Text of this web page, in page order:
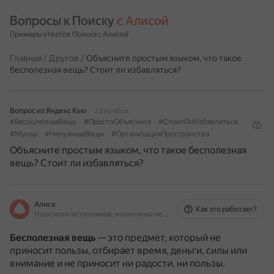
Вопросы к Поиску с Алисой
Примеры ответов Поиска с Алисой
Главная / Другое / Объясните простым языком, что такое
бесполезная вещь? Стоит ли избавляться?
Вопрос из Яндекс Кью
22 ноября
#БесполезнаяВещь
#ПростоОбъясните
#СтоитЛиИзбавляться
#Мусор
#НенужныеВещи #ОрганизацияПространства
Объясните простым языком, что такое бесполезная
вещь? Стоит ли избавляться?
Алиса
На основе источников, возможны неточности
Как это работает?
Бесполезная вещь — это предмет, который не
приносит пользы, отбирает время, деньги, силы или
внимание и не приносит ни радости, ни пользы.